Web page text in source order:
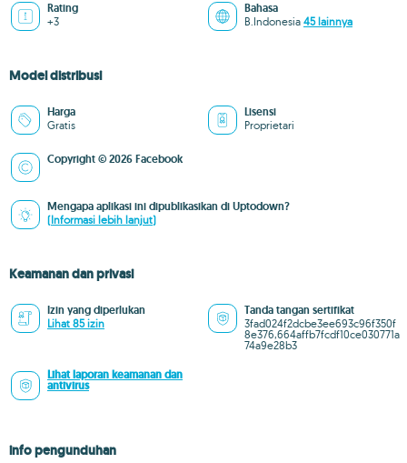
Rating
+3
Bahasa
B.Indonesia 45 lainnya
Model distribusi
Harga
Gratis
Lisensi
Proprietari
Copyright © 2026 Facebook
Mengapa aplikasi ini dipublikasikan di Uptodown?
(Informasi lebih lanjut)
Keamanan dan privasi
Izin yang diperlukan
Lihat 85 izin
Tanda tangan sertifikat
3fad024f2dcbe3ee693c96f350f
8e376,664affb7fcdf10ce030771a
74a9e28b3
Lihat laporan keamanan dan
antivirus
info pengunduhan